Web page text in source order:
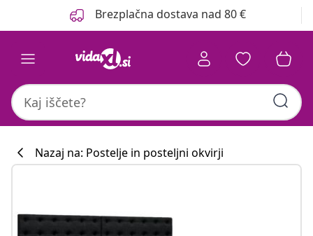
Brezplačna dostava nad 80 €
Nazaj na: Postelje in posteljni okvirji